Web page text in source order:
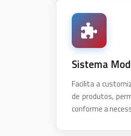
Sistema
Facilita a
de produtos,
conforme a